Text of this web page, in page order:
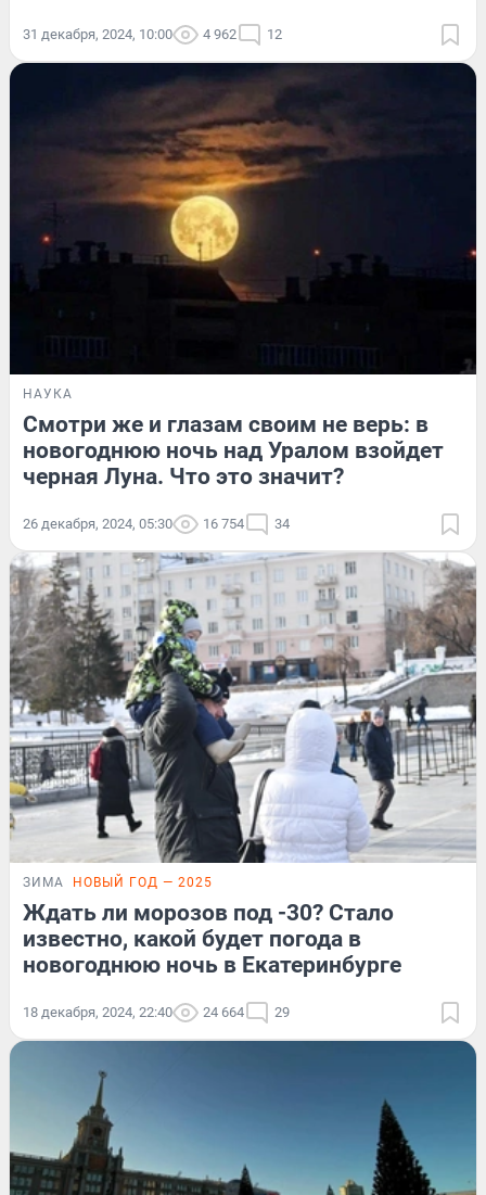
31 декабря, 2024, 10:00 4 962 12
НАУКА
Смотри же и глазам своим не верь: в
новогоднюю ночь над Уралом взойдет
черная Луна. Что это значит?
26 декабря, 2024, 05:30 16 754 34
ЗИМА НОВЫЙ ГОД — 2025
Ждать ли морозов под -30? Стало
известно, какой будет погода в
новогоднюю ночь в Екатеринбурге
18 декабря, 2024, 22:40 24 664 29